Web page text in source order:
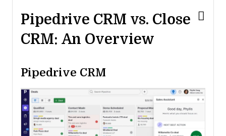
Pipedrive CRM vs. Close
CRM: An Overview
Pipedrive CRM